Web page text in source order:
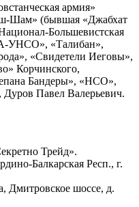
армия»
Шам» (бывшая «Джабхат
Большевистская
УНСО», «Талибан»,
«Свидетели Иеговы»,
Корчинского,
Бандеры», «НСО»,
Павел Валерьевич.
Трейд».
Балкарская Респ., г.
Дмитровское шоссе, д.